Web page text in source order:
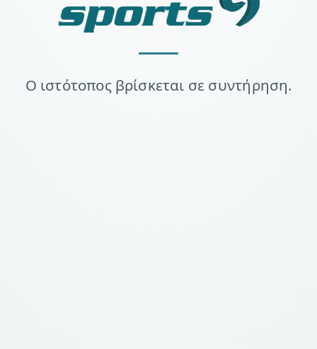
Ο ιστότοπος βρίσκεται σε συντήρηση.